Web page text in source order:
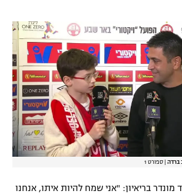
ברדה ספורט 1
בריאיון: "אני שמח להיות איתו, אנחנו